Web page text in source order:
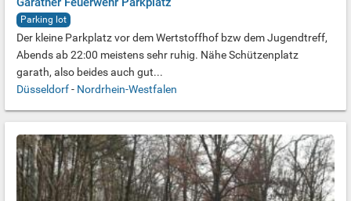
Parking lot
Der kleine Parkplatz vor dem Wertstoffhof bzw dem Jugendtreff,
Abends ab 22:00 meistens sehr ruhig. Nähe Schützenplatz
garath, also beides auch gut...
Düsseldorf- Nordrhein-Westfalen